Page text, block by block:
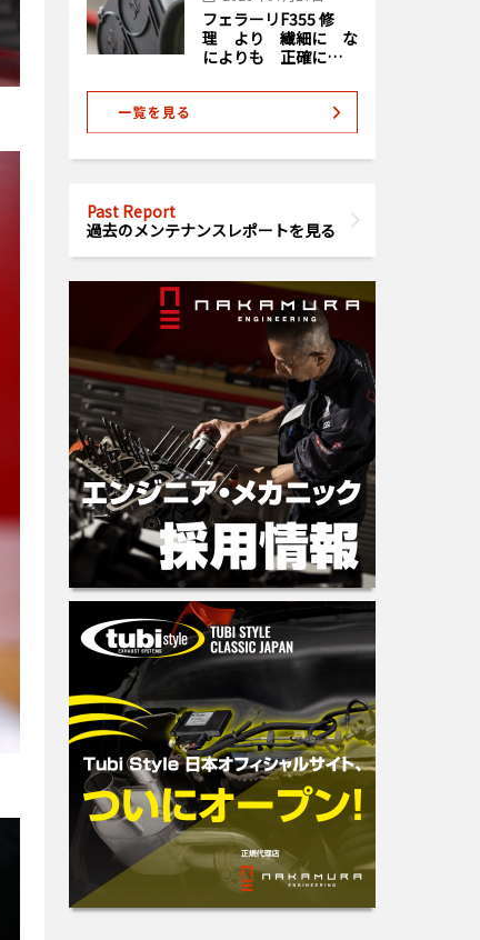
フェラーリF355 修
理 より 繊細に な
によりも 正確に…
Past Report
過去のメンテナンスレポートを見る